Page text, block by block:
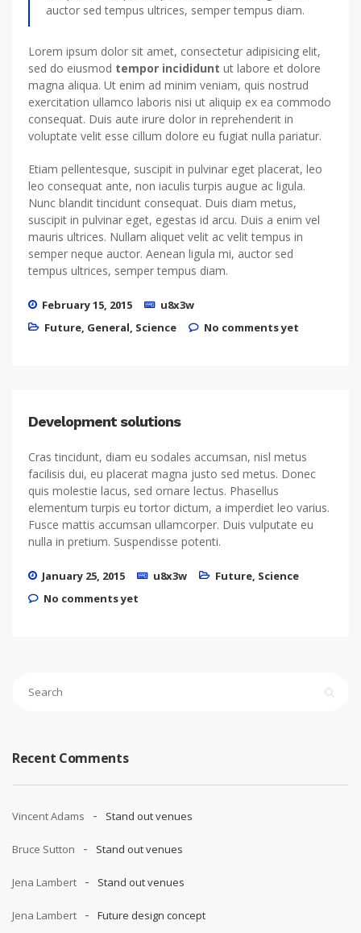
auctor sed tempus ultrices, semper tempus diam.
Lorem ipsum dolor sit amet, consectetur adipisicing elit,
sed do eiusmod tempor incididunt ut labore et dolore
magna aliqua. Ut enim ad minim veniam, quis nostrud
exercitation ullamco laboris nisi ut aliquip ex ea commodo
consequat. Duis aute irure dolor in reprehenderit in
voluptate velit esse cillum dolore eu fugiat nulla pariatur.
Etiam pellentesque, suscipit in pulvinar eget placerat, leo
leo consequat ante, non iaculis turpis augue ac ligula.
Nunc blandit tincidunt consequat. Duis diam metus,
suscipit in pulvinar eget, egestas id arcu. Duis a enim vel
mauris ultrices. Nullam aliquet velit ac velit tempus in
semper neque auctor. Aenean ligula mi, auctor sed
tempus ultrices, semper tempus diam.
February 15, 2015
u8x3w
Future, General, Science No comments yet
Development solutions
Cras tincidunt, diam eu sodales accumsan, nisl metus
facilisis dui, eu placerat magna justo sed metus. Donec
quis molestie lacus, sed ornare lectus. Phasellus
elementum turpis eu tortor dictum, a imperdiet leo varius.
Fusce mattis accumsan ullamcorper. Duis vulputate eu
nulla in pretium. Suspendisse potenti.
January 25, 2015 u8x3w Future, Science
No comments yet
Recent Comments
Vincent Adams Stand out venues
Bruce Sutton Stand out venues
Jena Lambert Stand out venues
Jena Lambert Future design concept